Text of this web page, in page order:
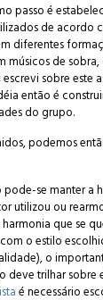
passo é
de acordo
diferentes
músicos de
sobre este
então é
do grupo.
podemos
se manter a
utilizou ou
que se
o estilo
o
deve trilhar sobre
é necessário